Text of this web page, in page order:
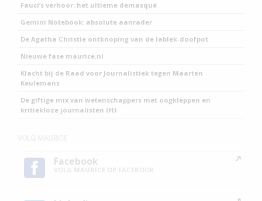
Fauci’s verhoor: het ultieme demasqué
Gemini Notebook: absolute aanrader
De Agatha Christie ontknoping van de lablek-doofpot
Nieuwe fase maurice.nl
Klacht bij de Raad voor Journalistiek tegen Maarten
Keulemans
De giftige mix van wetenschappers met oogkleppen en
kritiekloze journalisten (H)
Facebook